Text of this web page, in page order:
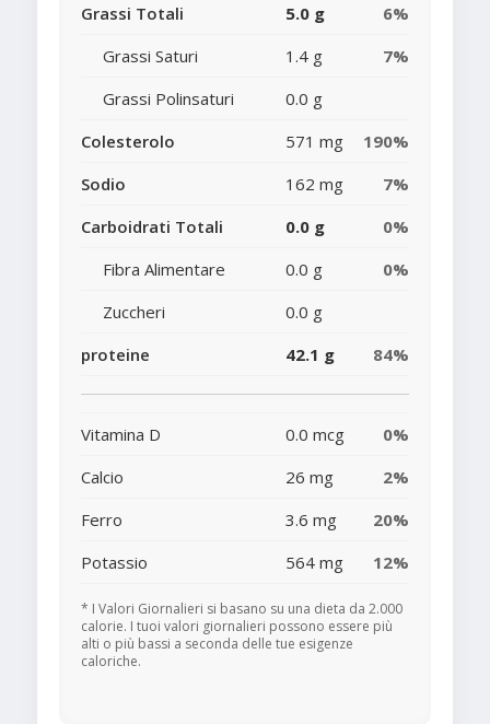
Grassi Totali 5.0 g
6%
Grassi Saturi
1.4 g
7%
Grassi Polinsaturi
0.0 g
Colesterolo
571 mg
190%
Sodio
162 mg
7%
Carboidrati Totali
0.0 g
0%
Fibra Alimentare
0.0 g
0%
Zuccheri
0.0 g
proteine
42.1 g 84%
Vitamina D 0.0 mcg
0%
Calcio
26 mg
2%
Ferro
3.6 mg
20%
Potassio
564 mg 12%
* I Valori Giornalieri si basano su una dieta da 2.000
calorie. I tuoi valori giornalieri possono essere più
alti o più bassi a seconda delle tue esigenze
caloriche.